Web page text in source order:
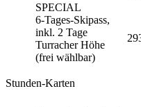
SPECIAL
6-Tages-Skipass,
inkl. 2 Tage
Turracher Höhe
(frei wählbar)
Stunden-Karten